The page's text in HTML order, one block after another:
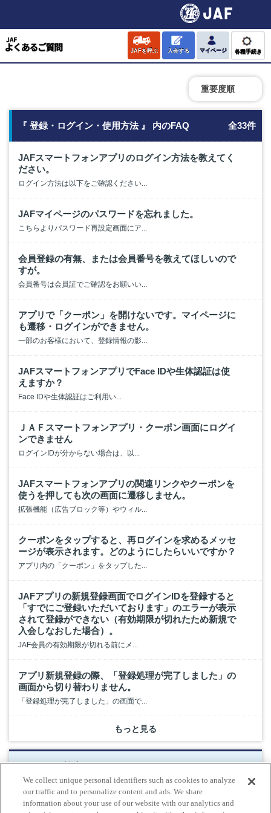
JAFを呼ぶ 入会する マイページ 各種手続き
重要度順
『 登録・ログイン・使用方法 』 内のFAQ 全33件
JAFスマートフォンアプリのログイン方法を教えてく
ださい。
ログイン方法は以下をご確認ください...
JAFマイページのパスワードを忘れました。
こちらよりパスワード再設定画面にア...
会員登録の有無、または会員番号を教えてほしいので
すが。
会員番号は会員証でご確認をお願いい...
アプリで「クーポン」を開けないです。マイページに
も遷移・ログインができません。
一部のお客様において、登録情報の影...
JAFスマートフォンアプリでFace IDや生体認証は使
えますか？
Face IDや生体認証はご利用い...
ＪＡＦスマートフォンアプリ・クーポン画面にログイ
ンできません
ログインIDが分からない場合は、以...
JAFスマートフォンアプリの関連リンクやクーポンを
使うを押しても次の画面に遷移しません。
拡張機能（広告ブロック等）やウィル...
クーポンをタップすると、再ログインを求めるメッセ
ージが表示されます。どのようにしたらいいですか？
アプリ内の「クーポン」をタップした...
JAFアプリの新規登録画面でログインIDを登録すると
「すでにご登録いただいております」のエラーが表示
されて登録ができない（有効期限が切れたため新規で
入会しなおした場合）。
JAF会員の有効期限が切れる前にメ...
アプリ新規登録の際、「登録処理が完了しました」の
画面から切り替わりません。
「登録処理が完了しました」の画面で...
もっと見る
キーワード検索
We collect unique personal identifiers such as cookies to analyze
our traffic and to personalize content and ads. We share
information about your use of our website with our analytics and